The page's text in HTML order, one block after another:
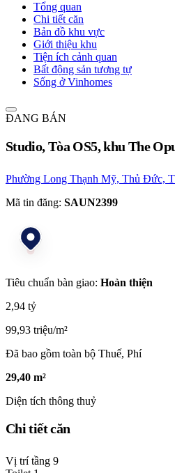
Tổng quan
Chi tiết căn
Bản đồ khu vực
Giới thiệu khu
Tiện ích cảnh quan
Bất động sản tương tự
Sống ở Vinhomes
ĐANG BÁN
Studio, Tòa OS5, khu The
Phường Long Thạnh Mỹ, Thủ Đức,
Mã tin đăng: SAUN2399
Tiêu chuẩn bàn giao: Hoàn thiện
2,94 tỷ
99,93 triệu/m²
Đã bao gồm toàn bộ Thuế, Phí
29,40 m²
Diện tích thông thuỷ
Chi tiết căn
Vị trí tầng 9